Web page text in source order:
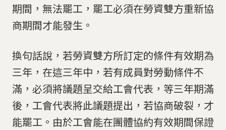
期間，無法罷工，罷工必須在勞資雙方重新協
商期間才能發生。
換句話說，若勞資雙方所訂定的條件有效期為
三年，在這三年中，若有成員對勞動條件不
滿，必須將議題呈交給工會代表，等三年期滿
後，工會代表將此議題提出，若協商破裂，才
能罷工。由於工會能在團體協約有效期間保證